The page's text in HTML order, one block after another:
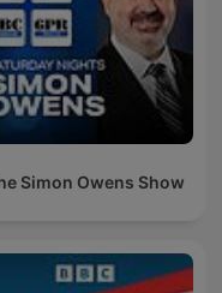
Simon Owens Show